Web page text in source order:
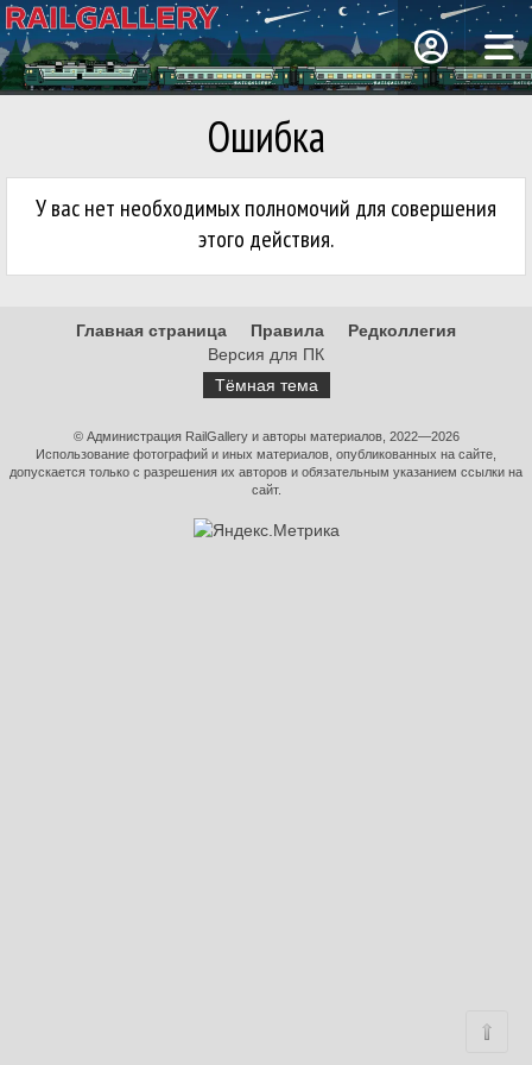
Ошибка
У вас нет необходимых полномочий для совершения
этого действия.
Главная страница Правила
Редколлегия
Версия для ПК
Тёмная тема
© Администрация RailGallery и авторы материалов, 2022—2026
Использование фотографий и иных материалов, опубликованных на сайте,
допускается только с разрешения их авторов и обязательным указанием ссылки на
сайт.